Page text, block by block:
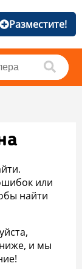
Разместите!
или
найти
и мы